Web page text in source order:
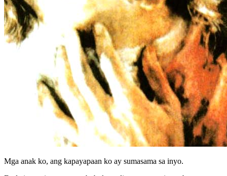
Mga anak ko, ang kapayapaan ko ay sumasama sa inyo.